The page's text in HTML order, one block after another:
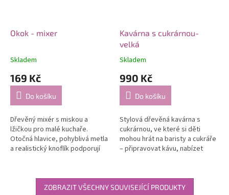
Okok - mixer
Skladem
169 Kč
Do košíku
Dřevěný mixér s miskou a
lžičkou pro malé kuchaře.
Otočná hlavice, pohyblivá metla
a realistický knoflík podporují
Kavárna s cukrárnou-
velká
Skladem
990 Kč
Do košíku
Stylová dřevěná kavárna s
cukrárnou, ve které si děti
mohou hrát na baristy a cukráře
– připravovat kávu, nabízet
ZOBRAZIT VŠECHNY SOUVISEJÍCÍ PRODUKTY